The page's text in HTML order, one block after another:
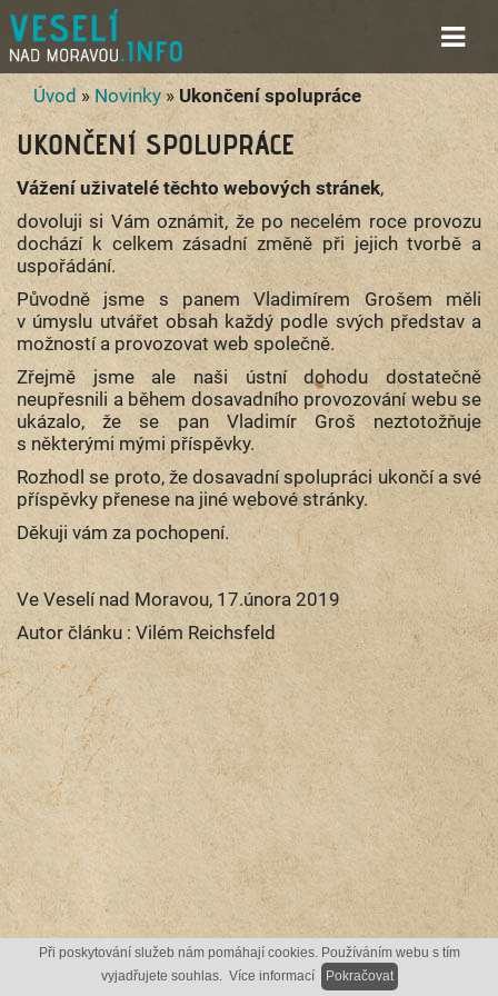
Úvod » Novinky » Ukončení spolupráce
UKONČENÍ SPOLUPRÁCE
Vážení uživatelé těchto webových stránek,
dovoluji si Vám oznámit, že po necelém roce provozu
dochází k celkem zásadní změně při jejich tvorbě a
uspořádání.
Původně jsme s panem Vladimírem Grošem měli
v úmyslu utvářet obsah každý podle svých představ a
možností a provozovat web společně.
Zřejmě jsme ale naši ústní dohodu dostatečně
neupřesnili a během dosavadního provozování webu se
ukázalo, že se pan Vladimír Groš neztotožňuje
s některými mými příspěvky.
Rozhodl se proto, že dosavadní spolupráci ukončí a své
příspěvky přenese na jiné webové stránky.
Děkuji vám za pochopení.
Ve Veselí nad Moravou, 17.února 2019
Autor článku : Vilém Reichsfeld
Při poskytování služeb nám pomáhají cookies. Používáním webu s tím
vyjadřujete souhlas. Více informací Pokračovat